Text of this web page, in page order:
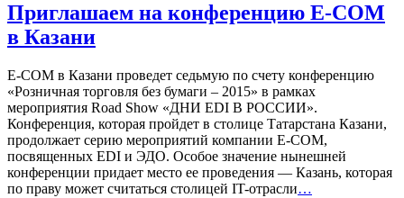
Приглашаем на конференцию E-COM
в Казани
E-COM в Казани проведет седьмую по счету конференцию
«Розничная торговля без бумаги – 2015» в рамках
мероприятия Road Show «ДНИ EDI В РОССИИ».
Конференция, которая пройдет в столице Татарстана Казани,
продолжает серию мероприятий компании Е-СОМ,
посвященных EDI и ЭДО. Особое значение нынешней
конференции придает место ее проведения — Казань, которая
по праву может считаться столицей IT-отрасли…